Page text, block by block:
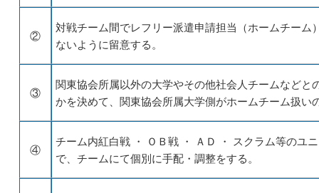
②
対戦チーム間でレフリー派遣申請担当（ホームチーム
ないように留意する。
③
関東協会所属以外の大学やその他社会人チームなどと
かを決めて、関東協会所属大学側がホームチーム扱い
④
チーム内紅白戦 ・ ＯＢ戦 ・ ＡＤ ・ スクラム等のユ
で、チームにて個別に手配・調整をする。